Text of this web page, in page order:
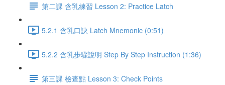
第二課 含乳練習 Lesson 2: Practice Latch
5.2.1 含乳口訣 Latch Mnemonic (0:51)
5.2.2 含乳步驟說明 Step By Step Instruction (1:36)
第三課 檢查點 Lesson 3: Check Points